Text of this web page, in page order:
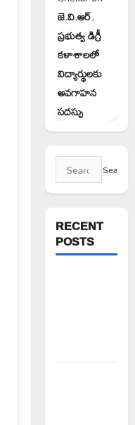
జె.వి.ఆర్.
ప్రభుత్వ డిగ్రీ
కళాశాలలో
విద్యార్థులకు
అవగాహన
సదస్సు
Search
for:
RECENT
POSTS